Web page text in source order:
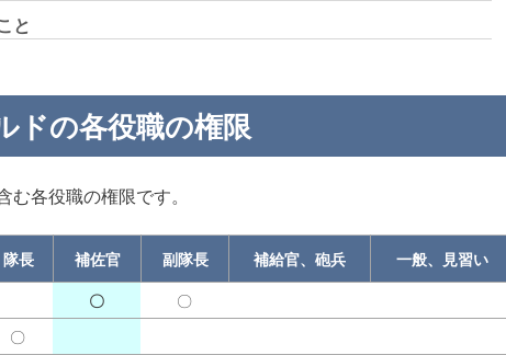
と
ドの各役職の権限
各役職の権限です。
隊長 補佐官 副隊長 補給官、砲兵
一般、見習い
〇
〇
〇